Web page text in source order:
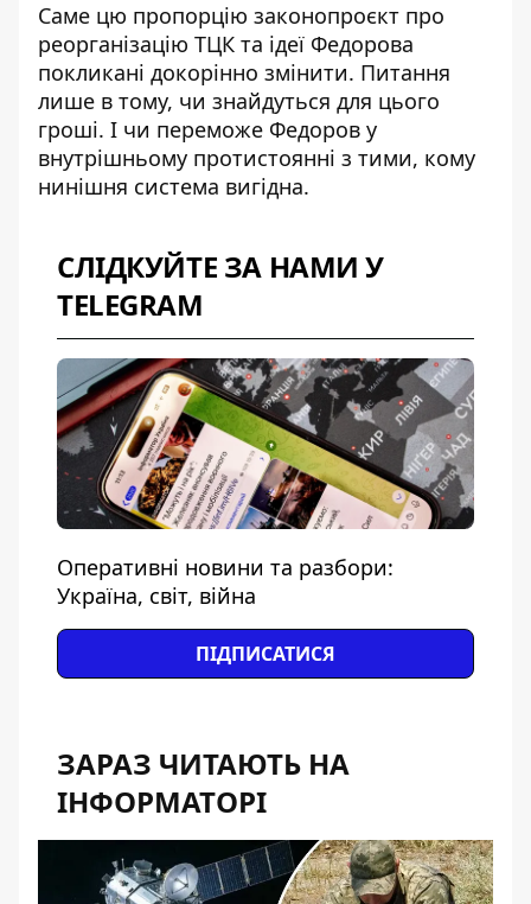
Саме цю пропорцію законопроєкт про
реорганізацію ТЦК та ідеї Федорова
покликані докорінно змінити. Питання
лише в тому, чи знайдуться для цього
гроші. І чи переможе Федоров у
внутрішньому протистоянні з тими, кому
нинішня система вигідна.
СЛІДКУЙТЕ ЗА НАМИ У
TELEGRAM
Оперативні новини та разбори:
Україна, світ, війна
ПІДПИСАТИСЯ
ЗАРАЗ ЧИТАЮТЬ НА
ІНФОРМАТОРІ